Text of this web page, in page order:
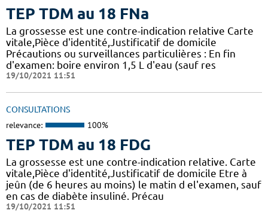
TEP TDM au 18 FNa
La grossesse est une contre-indication relative Carte
vitale,Pièce d'identité,Justificatif de domicile
Précautions ou surveillances particulières : En fin
d'examen: boire environ 1,5 L d'eau (sauf res
19/10/2021 11:51
CONSULTATIONS
relevance: 100%
TEP TDM au 18 FDG
La grossesse est une contre-indication relative. Carte
vitale,Pièce d'identité,Justificatif de domicile Etre à
jeûn (de 6 heures au moins) le matin d el'examen, sauf
en cas de diabète insuliné. Précau
19/10/2021 11:51